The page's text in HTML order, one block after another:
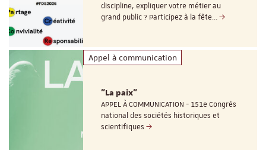
discipline, expliquer votre métier au
grand public ? Participez à la fête…
Appel à communication
"La paix"
APPEL À COMMUNICATION - 151e Congrès
national des sociétés historiques et
scientifiques